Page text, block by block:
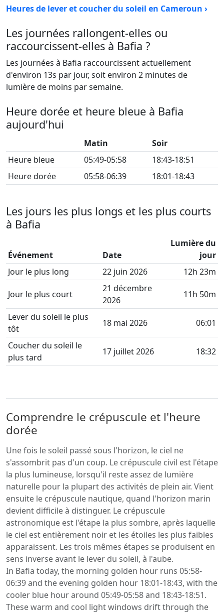
Heures de lever et coucher du soleil en Cameroun ›
Les journées rallongent-elles ou
raccourcissent-elles à Bafia ?
Les journées à Bafia raccourcissent actuellement
d'environ 13s par jour, soit environ 2 minutes de
lumière de moins par semaine.
Heure dorée et heure bleue à Bafia
aujourd'hui
Matin
Soir
Heure bleue
05:49-05:58
18:43-18:51
Heure dorée
05:58-06:39 18:01-18:43
Les jours les plus longs et les plus courts
à Bafia
Événement Date
Lumière du
jour
Jour le plus long
22 juin 2026 12h 23m
Jour le plus court
21 décembre
2026
11h 50m
Lever du soleil le plus
tôt
18 mai 2026 06:01
Coucher du soleil le
plus tard
17 juillet 2026 18:32
Comprendre le crépuscule et l'heure
dorée
Une fois le soleil passé sous l'horizon, le ciel ne
s'assombrit pas d'un coup. Le crépuscule civil est l'étape
la plus lumineuse, lorsqu'il reste assez de lumière
naturelle pour la plupart des activités de plein air. Vient
ensuite le crépuscule nautique, quand l'horizon marin
devient difficile à distinguer. Le crépuscule
astronomique est l'étape la plus sombre, après laquelle
le ciel est entièrement noir et les étoiles les plus faibles
apparaissent. Les trois mêmes étapes se produisent en
sens inverse avant le lever du soleil, à l'aube.
In Bafia today, the morning golden hour runs 05:58-
06:39 and the evening golden hour 18:01-18:43, with the
cooler blue hour around 05:49-05:58 and 18:43-18:51.
These warm and cool light windows drift through the